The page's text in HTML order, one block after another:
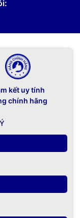
kết uy tính
chính hãng